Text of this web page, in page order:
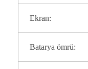
Ekran:
Batarya ömrü: